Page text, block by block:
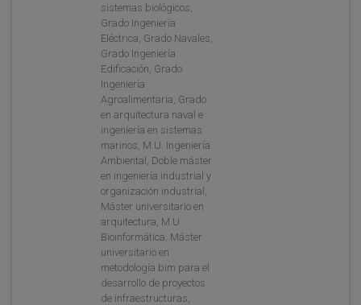
sistemas biológicos,
Grado Ingeniería
Eléctrica, Grado Navales,
Grado Ingeniería
Edificación, Grado
Ingeniería
Agroalimentaria, Grado
en arquitectura naval e
ingeniería en sistemas
marinos, M.U. Ingeniería
Ambiental, Doble máster
en ingeniería industrial y
organización industrial,
Máster universitario en
arquitectura, M.U.
Bioinformática, Máster
universitario en
metodología bim para el
desarrollo de proyectos
de infraestructuras,